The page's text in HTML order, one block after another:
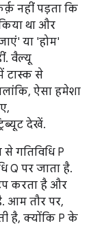
नहीं पड़ता कि
था और
या 'होम'
वैल्यू
टास्क से
ऐसा हमेशा
देखें.
से गतिविधि P
Q पर जाता है.
करता है और
आम तौर पर,
है, क्योंकि P के